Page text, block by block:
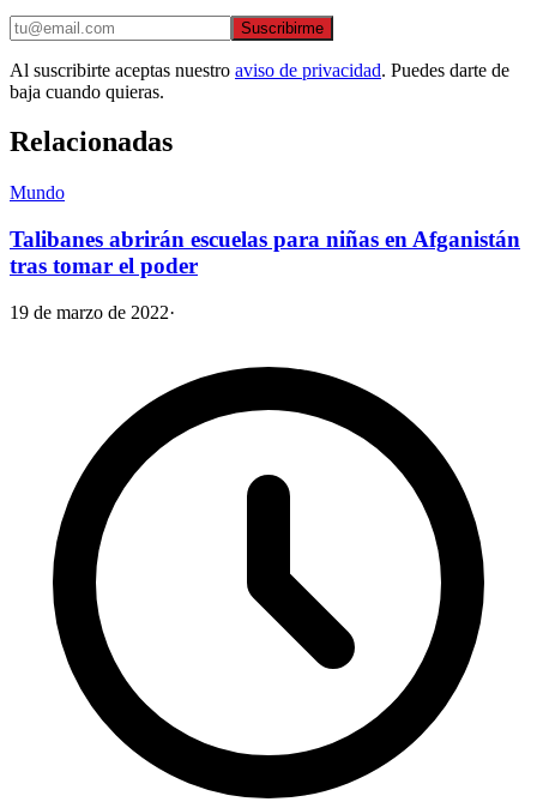
Suscribirme
Al suscribirte aceptas nuestro aviso de privacidad. Puedes darte de
baja cuando quieras.
Relacionadas
Mundo
Talibanes abrirán escuelas para niñas en Afganistán
tras tomar el poder
19 de marzo de 2022·